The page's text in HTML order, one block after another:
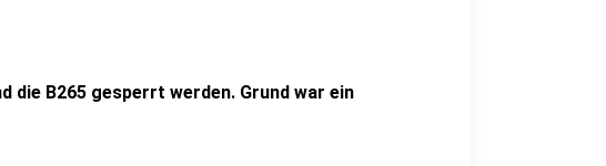
die B265 gesperrt werden. Grund war ein